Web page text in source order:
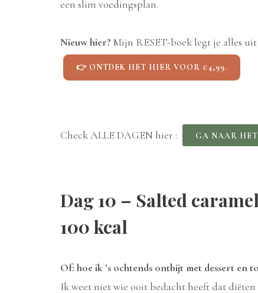
een slim voedingsplan.
Nieuw hier? Mijn RESET-boek legt je alles
👉 ONTDEK HET HIER VOOR €4,99.
Check ALLE DAGEN hier : GA NAAR
Dag 10 – Salted
100 kcal
Of: hoe ik ’s ochtends ontbijt met dessert en
Ik weet niet wie ooit bedacht heeft dat diëten